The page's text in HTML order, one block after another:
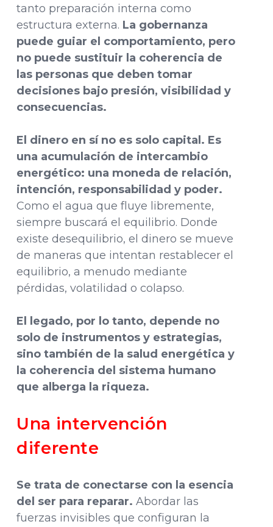
tanto preparación interna como
estructura externa. La gobernanza
puede guiar el comportamiento, pero
no puede sustituir la coherencia de
las personas que deben tomar
decisiones bajo presión, visibilidad y
consecuencias.
El dinero en sí no es solo capital. Es
una acumulación de intercambio
energético: una moneda de relación,
intención, responsabilidad y poder.
Como el agua que fluye libremente,
siempre buscará el equilibrio. Donde
existe desequilibrio, el dinero se mueve
de maneras que intentan restablecer el
equilibrio, a menudo mediante
pérdidas, volatilidad o colapso.
El legado, por lo tanto, depende no
solo de instrumentos y estrategias,
sino también de la salud energética y
la coherencia del sistema humano
que alberga la riqueza.
Una intervención
diferente
Se trata de conectarse con la esencia
del ser para reparar. Abordar las
fuerzas invisibles que configuran la